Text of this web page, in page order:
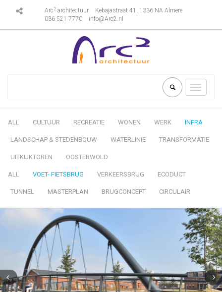
Arc 2architectuur
Kebajastraat 41, 1336 NA Almere
036 521 7770
info@Arc2.nl
Toggle
ALL CULTUUR RECREATIE WONEN WERK INFRA
LANDSCHAP & STEDENBOUW WATERLINIE TRANSFORMATIE
UITKIJKTOREN OOSTERWOLD
ALL VOET- FIETSBRUG VERKEERSBRUG ECODUCT
TUNNEL MASTERPLAN BRUGCONCEPT CIRCULAIR